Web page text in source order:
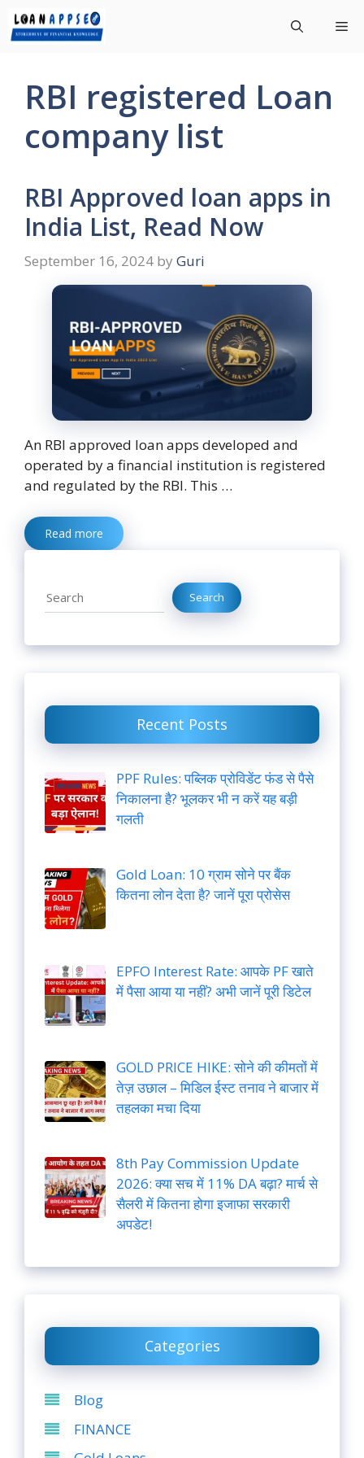
Skip
to
RBI registered Loan
company list
RBI Approved loan apps in
India List, Read Now
September 16, 2024 by Guri
An RBI approved loan apps developed and
operated by a financial institution is registered
and regulated by the RBI. This …
Read more
Search Search
Recent Posts
PPF Rules: पब्लिक प्रोविडेंट फंड से पैसे
निकालना है? भूलकर भी न करें यह बड़ी
गलती
Gold Loan: 10 ग्राम सोने पर बैंक
कितना लोन देता है? जानें पूरा प्रोसेस
EPFO Interest Rate: आपके PF खाते
में पैसा आया या नहीं? अभी जानें पूरी डिटेल
GOLD PRICE HIKE: सोने की कीमतों में
तेज़ उछाल – मिडिल ईस्ट तनाव ने बाजार में
तहलका मचा दिया
8th Pay Commission Update
2026: क्या सच में 11% DA बढ़ा? मार्च से
सैलरी में कितना होगा इजाफा सरकारी
अपडेट!
Categories
Blog
FINANCE